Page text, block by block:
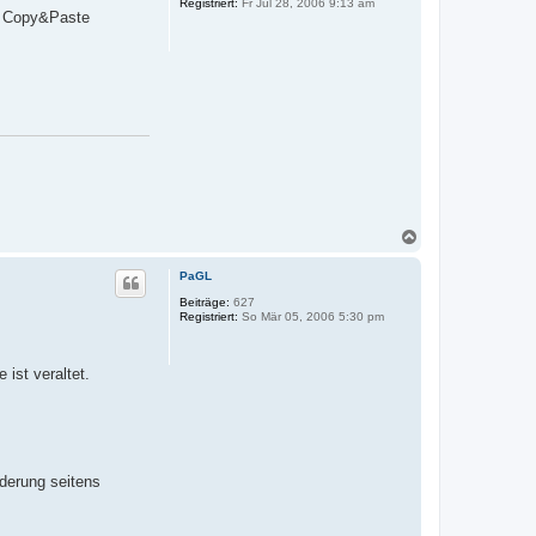
Registriert: Fr Jul 28, 2006 9:13 am
PaGL
Beiträge: 627
Registriert: So Mär 05, 2006 5:30 pm
ist veraltet.
seitens